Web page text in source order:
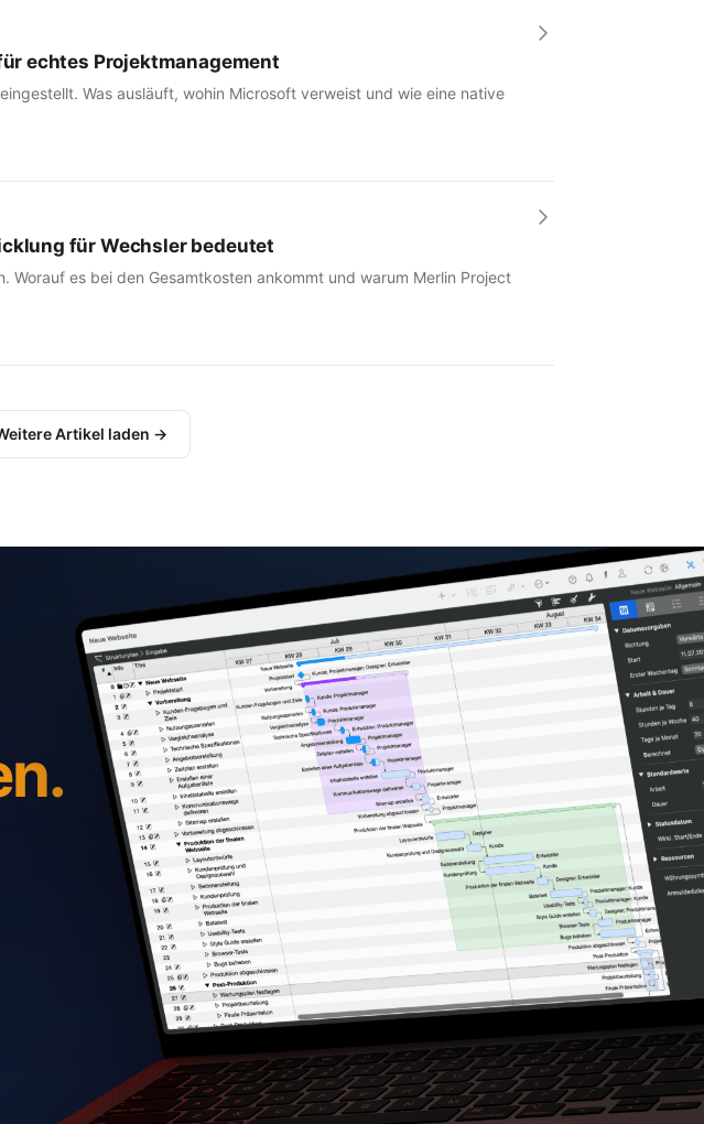
echtes Projektmanagement
Was ausläuft, wohin Microsoft verweist und wie eine native
für Wechsler bedeutet
Worauf es bei den Gesamtkosten ankommt und warum Merlin Project
Artikel laden →